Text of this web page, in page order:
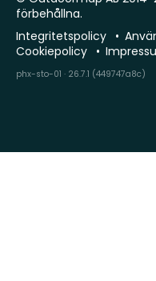
förbehållna.
Integritetspolicy
Cookiepolicy
phx-sto-01 · 26.7.1 (449747a8c)